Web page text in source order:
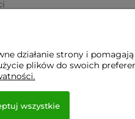
Sklep Gastronomiczny -
działanie strony i
plików do swoich
wszystkie